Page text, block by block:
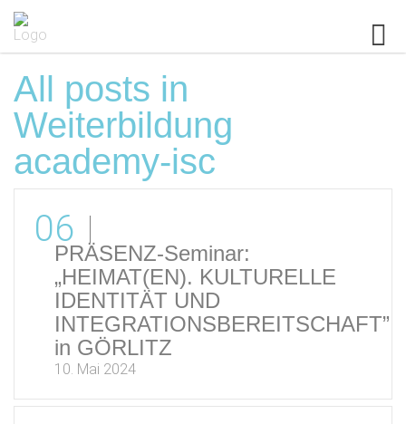
All posts in
Weiterbildung
academy-isc
06
PRÄSENZ-Seminar:
„HEIMAT(EN). KULTURELLE
IDENTITÄT UND
INTEGRATIONSBEREITSCHAFT”
in GÖRLITZ
10. Mai 2024